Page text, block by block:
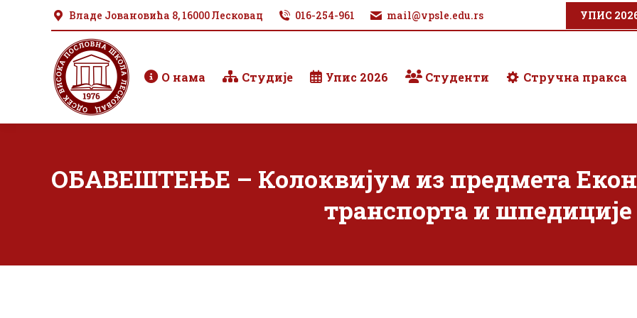
Владе Јовановића 8, 16000 Лесковац 016-254-961 mail@vpsle.edu.rs УПИС
О нама Студије Упис 2026 Студенти Стручна пракса
ОБАВЕШТЕЊЕ – Колоквијум из предмета
транспорта и шпедиције